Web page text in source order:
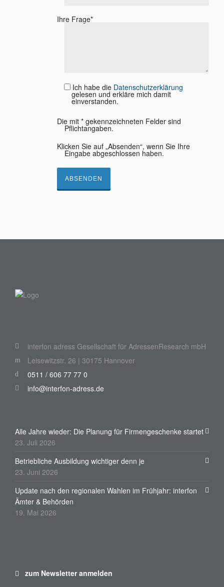
Ihre Frage*
Ich habe die Datenschutzerklärung
gelesen und erkläre mich damit
einverstanden.
Die mit * gekennzeichneten Felder sind
Pflichtangaben.
Klicken Sie auf „Absenden“, wenn Sie Ihre
Eingabe abgeschlossen haben.
interfon adress Gesellschaft für AdressenResearch mbH
Leisewitzstr. 26 | 30175 Hannover
0511 / 606 77 77 0
info@interfon-adress.de
Alle Jahre wieder: Die Planung für Firmengeschenke startet
23. Juli 2026
Betriebliche Ausbildung wichtiger denn je
23. Juni 2026
Update nach den regionalen Wahlen im Frühjahr: interfon
Ämter & Behörden
19. Mai 2026
zum Newsletter anmelden